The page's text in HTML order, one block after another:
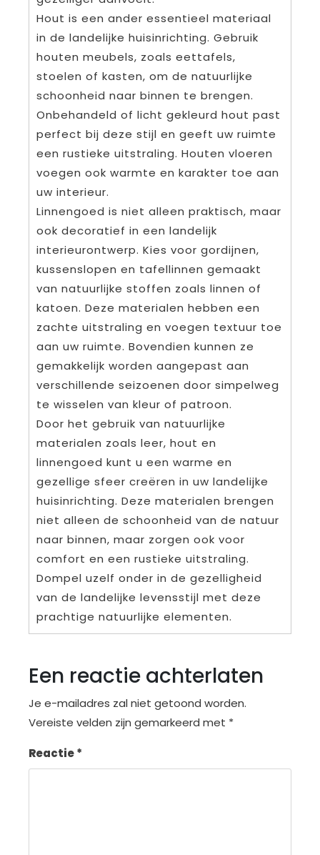
Hout is een ander essentieel materiaal
in de landelijke huisinrichting. Gebruik
houten meubels, zoals eettafels,
stoelen of kasten, om de natuurlijke
schoonheid naar binnen te brengen.
Onbehandeld of licht gekleurd hout past
perfect bij deze stijl en geeft uw ruimte
een rustieke uitstraling. Houten vloeren
voegen ook warmte en karakter toe aan
uw interieur.
Linnengoed is niet alleen praktisch, maar
ook decoratief in een landelijk
interieurontwerp. Kies voor gordijnen,
kussenslopen en tafellinnen gemaakt
van natuurlijke stoffen zoals linnen of
katoen. Deze materialen hebben een
zachte uitstraling en voegen textuur toe
aan uw ruimte. Bovendien kunnen ze
gemakkelijk worden aangepast aan
verschillende seizoenen door simpelweg
te wisselen van kleur of patroon.
Door het gebruik van natuurlijke
materialen zoals leer, hout en
linnengoed kunt u een warme en
gezellige sfeer creëren in uw landelijke
huisinrichting. Deze materialen brengen
niet alleen de schoonheid van de natuur
naar binnen, maar zorgen ook voor
comfort en een rustieke uitstraling.
Dompel uzelf onder in de gezelligheid
van de landelijke levensstijl met deze
prachtige natuurlijke elementen.
Een reactie achterlaten
Je e-mailadres zal niet getoond worden.
Vereiste velden zijn gemarkeerd met *
Reactie*